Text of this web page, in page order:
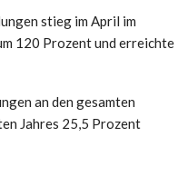
stieg im April im
120 Prozent und erreichte
an den gesamten
Jahres 25,5 Prozent